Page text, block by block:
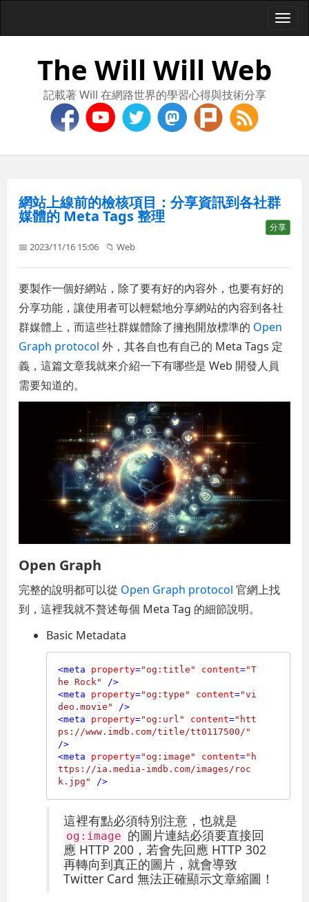
The Will Will Web
記載著 Will 在網路世界的學習心得與技術分享
網站上線前的檢核項目：分享資訊到各社群
媒體的 Meta Tags 整理
分享
📅 2023/11/16 15:06 📁Web
要製作一個好網站，除了要有好的內容外，也要有好的
分享功能，讓使用者可以輕鬆地分享網站的內容到各社
群媒體上，而這些社群媒體除了擁抱開放標準的 Open
Graph protocol 外，其各自也有自己的 Meta Tags 定
義，這篇文章我就來介紹一下有哪些是 Web 開發人員
需要知道的。
Open Graph
完整的說明都可以從 Open Graph protocol 官網上找
到，這裡我就不贅述每個 Meta Tag 的細節說明。
Basic Metadata
<meta property="og:title" content="T
he Rock"
/>
<meta property="og:type" content="vi
deo.movie"
/>
<meta property="og:url" content="htt
ps://www.imdb.com/title/tt0117500/"
/>
<meta property="og:image" content="h
ttps://ia.media-imdb.com/images/roc
k.jpg"
/>
這裡有點必須特別注意，也就是
og:image 的圖片連結必須要直接回
應 HTTP 200，若會先回應 HTTP 302
再轉向到真正的圖片，就會導致
Twitter Card 無法正確顯示文章縮圖！